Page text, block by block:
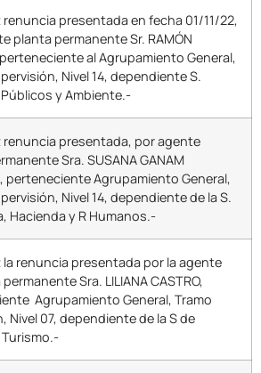
renuncia presentada en fecha 01/11/22,
planta permanente Sr. RAMÓN
perteneciente al Agrupamiento General,
Nivel 14, dependiente S.
y Ambiente.-
renuncia presentada, por agente
Sra. SUSANA GANAM
perteneciente Agrupamiento General,
Nivel 14, dependiente de la S.
Hacienda y R Humanos.-
la renuncia presentada por la agente
Sra. LILIANA CASTRO,
Agrupamiento General, Tramo
Nivel 07, dependiente de la S de